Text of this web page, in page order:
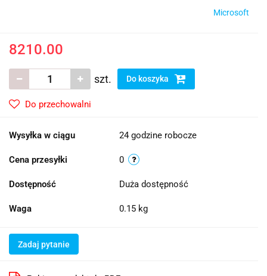
Microsoft
8210.00
szt. Do koszyka
Do przechowalni
Wysyłka w ciągu 24 godzine robocze
Cena przesyłki 0
Dostępność Duża dostępność
Waga 0.15 kg
Zadaj pytanie